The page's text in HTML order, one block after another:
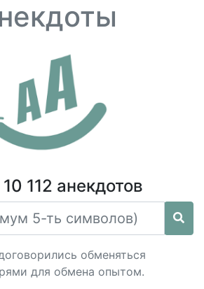
112 анекдотов
обменяться
для обмена опытом.